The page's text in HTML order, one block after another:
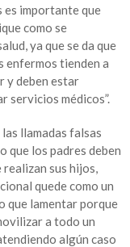
es importante que
como se
ya que se da que
enfermos tienden a
y deben estar
servicios médicos”.
llamadas falsas
que los padres deben
sus hijos,
quede como un
que lamentar porque
a todo un
algún caso